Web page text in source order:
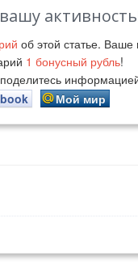
об этой статье.
1 бонусный рубль!
Мой мир